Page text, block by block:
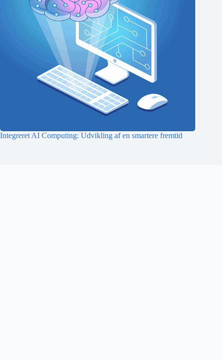
Integreret AI Computing: Udvikling af en smartere fremtid